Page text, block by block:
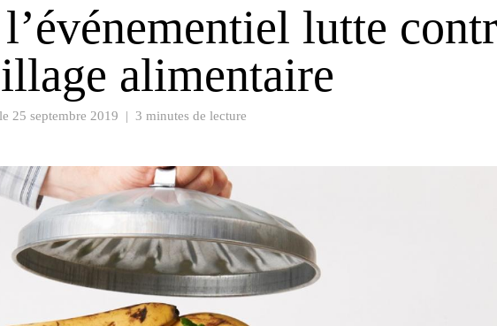
lutte
alimentaire
25 septembre 2019 | 3 minutes de lecture